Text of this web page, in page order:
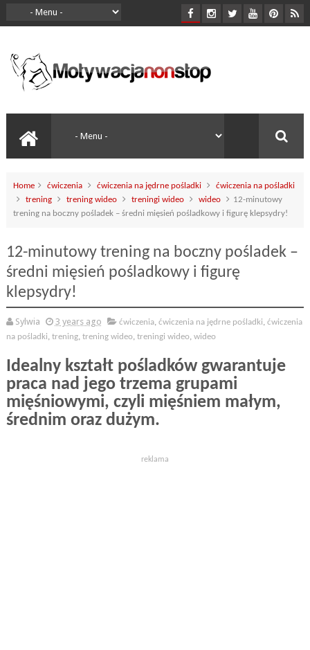
Home ćwiczenia ćwiczenia na jędrne pośladki
ćwiczenia na pośladki
trening
trening wideo treningi wideo wideo
12-minutowy
trening na boczny pośladek – średni mięsień pośladkowy i figurę klepsydry!
12-minutowy trening na boczny pośladek –
średni mięsień pośladkowy i figurę
klepsydry!
Sylwia 3 years ago ćwiczenia, ćwiczenia na jędrne pośladki, ćwiczenia
na pośladki, trening, trening wideo, treningi wideo, wideo
Idealny kształt pośladków gwarantuje
praca nad jego trzema grupami
mięśniowymi, czyli mięśniem małym,
średnim oraz dużym.
reklama